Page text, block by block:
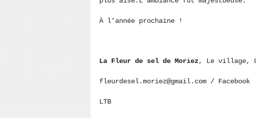
À l’année prochaine !
La Fleur de sel de Moriez, Le village,
fleurdesel.moriez@gmail.com / Facebook
LTB